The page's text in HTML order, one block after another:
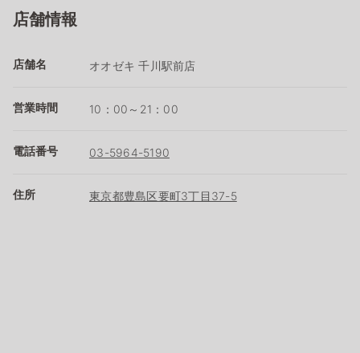
店舗情報
店舗名 オオゼキ 千川駅前店
営業時間 10：00～21：00
電話番号 03-5964-5190
住所 東京都豊島区要町3丁目37-5